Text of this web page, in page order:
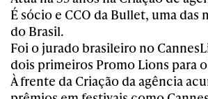
É sócio e CCO da Bullet, uma das
do Brasil.
Foi o jurado brasileiro no
dois primeiros Promo Lions para
À frente da Criação da agência